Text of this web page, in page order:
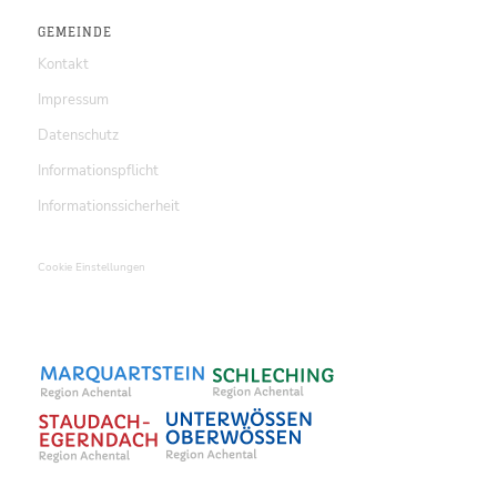
GEMEINDE
Kontakt
Impressum
Datenschutz
Informationspflicht
Informationssicherheit
Cookie Einstellungen